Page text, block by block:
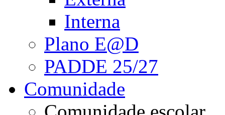
Interna
Plano E@D
PADDE 25/27
Comunidade